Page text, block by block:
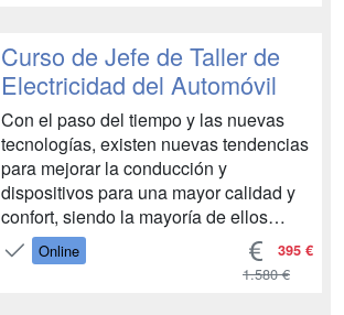
calidad a través de materiales didác...
Curso de Jefe de Taller de
Electricidad del Automóvil
Con el paso del tiempo y las nuevas
tecnologías, existen nuevas tendencias
para mejorar la conducción y
dispositivos para una mayor calidad y
confort, siendo la mayoría de ellos
dispositivos eléctricos. Este pack de
materiales didácticos permitirá al
Online 395 €
1.580 €